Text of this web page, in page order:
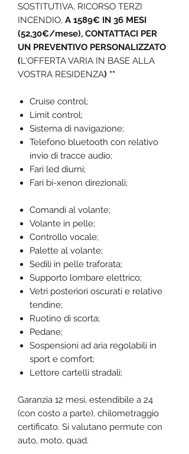
SOSTITUTIVA, RICORSO TERZI
INCENDIO, A 1589€ IN 36 MESI
(52,30€/mese), CONTATTACI PER
UN PREVENTIVO PERSONALIZZATO
(L'OFFERTA VARIA IN BASE ALLA
VOSTRA RESIDENZA) **
Cruise control;
Limit control;
Sistema di navigazione;
Telefono bluetooth con relativo
invio di tracce audio;
Fari led diurni;
Fari bi-xenon direzionali;
Comandi al volante;
Volante in pelle;
Controllo vocale;
Palette al volante;
Sedili in pelle traforata;
Supporto lombare elettrico;
Vetri posteriori oscurati e relative
tendine;
Ruotino di scorta;
Pedane;
Sospensioni ad aria regolabili in
sport e comfort;
Lettore cartelli stradali;
Garanzia 12 mesi, estendibile a 24
(con costo a parte), chilometraggio
certificato. Si valutano permute con
auto, moto, quad.